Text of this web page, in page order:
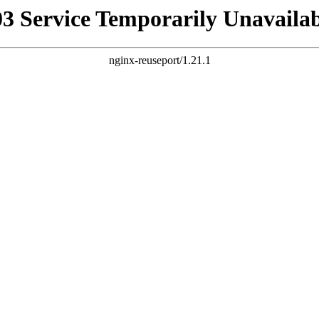
Service Temporarily
nginx-reuseport/1.21.1